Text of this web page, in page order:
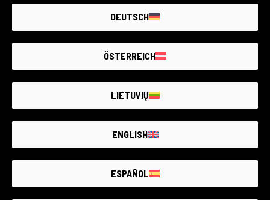
27 prodotti
DEUTSCH
ÖSTERREICH
LIETUVIŲ
ENGLISH
ESPAÑOL